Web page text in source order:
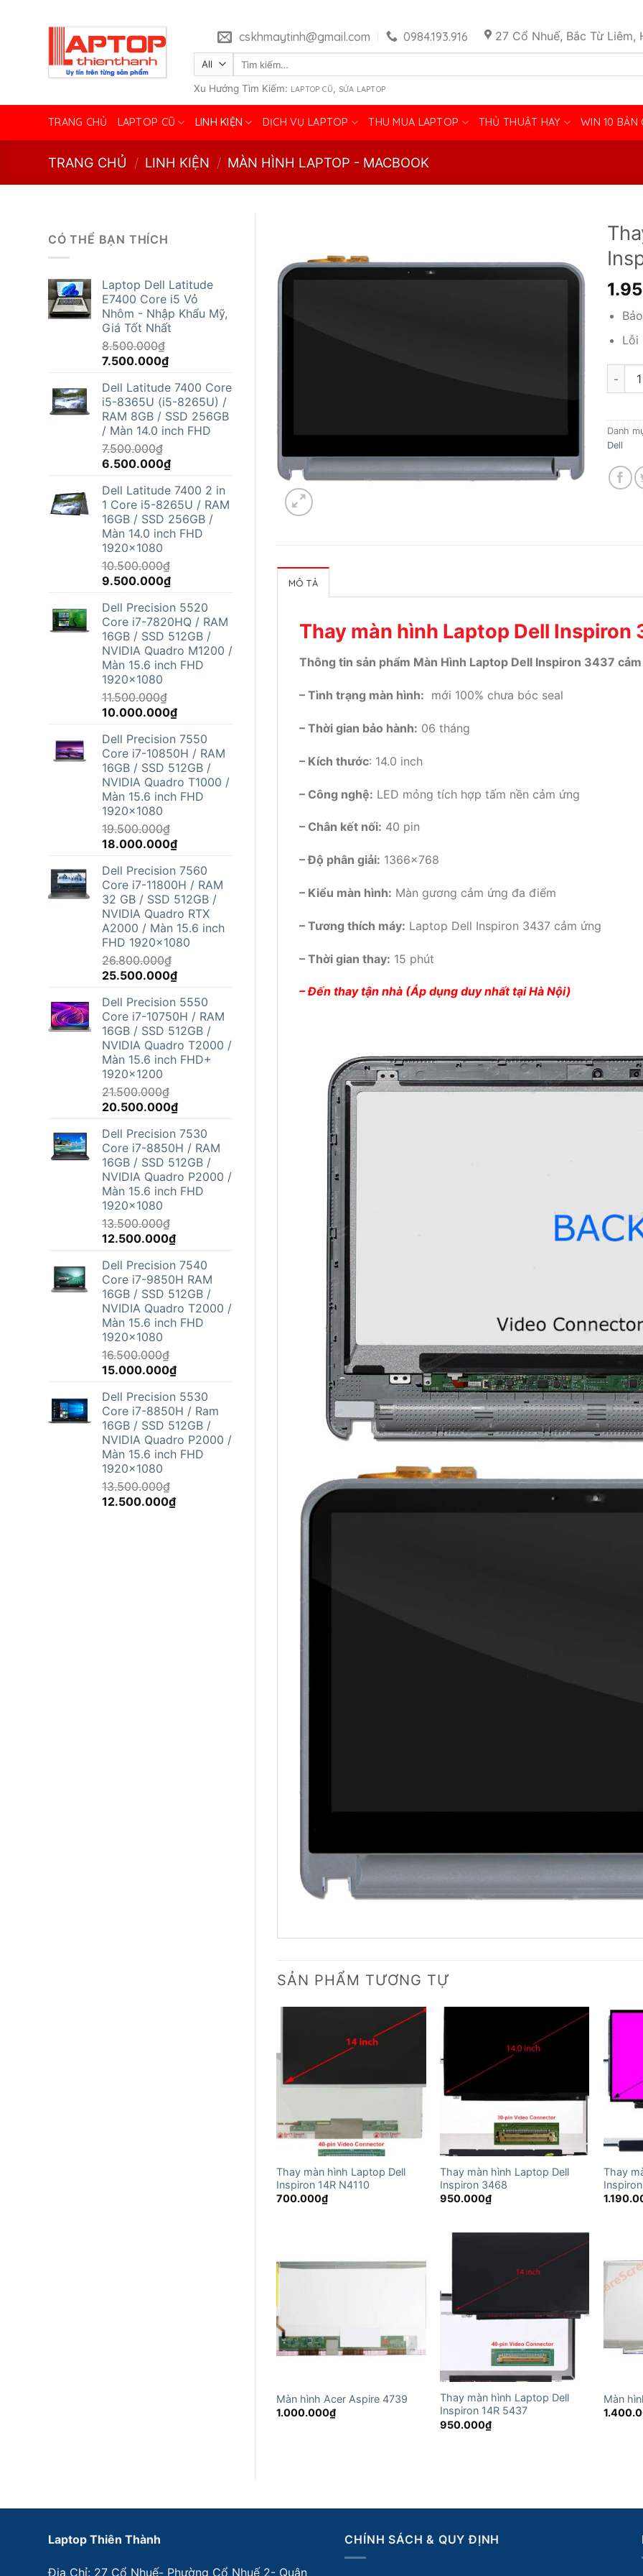
cskhmaytinh@gmail.com 0984.193.916 27 Cổ Nhuế, Bắc Từ Liêm,
Tìm
Xu Hướng Tìm Kiếm: LAPTOP CŨ, SỬA LAPTOP
TRANG CHỦ LAPTOP CŨ LINH KIỆN DỊCH VỤ LAPTOP THU MUA LAPTOP THỦ THUẬT HAY WIN 10 BẢN
TRANG CHỦ / LINH KIỆN / MÀN HÌNH LAPTOP - MACBOOK
CÓ THỂ BẠN THÍCH
Laptop Dell Latitude
E7400 Core i5 Vỏ
Nhôm - Nhập Khẩu Mỹ,
Giá Tốt Nhất
8.500.000₫
Giá
là:
8.500.000₫.
7.500.000₫Giá
tại
là:
7.500.000₫.
Dell Latitude 7400 Core
i5-8365U (i5-8265U) /
RAM 8GB / SSD 256GB
/ Màn 14.0 inch FHD
7.500.000₫
Giá
là:
7.500.000₫.
6.500.000₫Giá
tại
là:
6.500.000₫.
Dell Latitude 7400 2 in
1 Core i5-8265U / RAM
16GB / SSD 256GB /
Màn 14.0 inch FHD
1920x1080
10.500.000₫
Giá
là:
10.500.000₫.
9.500.000₫Giá
tại
là:
9.500.000₫.
Dell Precision 5520
Core i7-7820HQ / RAM
16GB / SSD 512GB /
NVIDIA Quadro M1200 /
Màn 15.6 inch FHD
1920x1080
11.500.000₫
Giá
là:
11.500.000₫.
10.000.000₫Giá
tại
là:
10.000.000₫.
Dell Precision 7550
Core i7-10850H / RAM
16GB / SSD 512GB /
NVIDIA Quadro T1000 /
Màn 15.6 inch FHD
1920x1080
19.500.000₫
Giá
là:
19.500.000₫.
18.000.000₫Giá
tại
là:
18.000.000₫.
Dell Precision 7560
Core i7-11800H / RAM
32 GB / SSD 512GB /
NVIDIA Quadro RTX
A2000 / Màn 15.6 inch
FHD 1920x1080
26.800.000₫
Giá
là:
26.800.000₫.
25.500.000₫Giá
tại
là:
25.500.000₫.
Dell Precision 5550
Core i7-10750H / RAM
16GB / SSD 512GB /
NVIDIA Quadro T2000 /
Màn 15.6 inch FHD+
1920x1200
21.500.000₫
Giá
là:
21.500.000₫.
20.500.000₫Giá
tại
là:
20.500.000₫.
Dell Precision 7530
Core i7-8850H / RAM
16GB / SSD 512GB /
NVIDIA Quadro P2000 /
Màn 15.6 inch FHD
1920x1080
13.500.000₫
Giá
là:
13.500.000₫.
12.500.000₫Giá
tại
là:
12.500.000₫.
Dell Precision 7540
Core i7-9850H RAM
16GB / SSD 512GB /
NVIDIA Quadro T2000 /
Màn 15.6 inch FHD
1920x1080
16.500.000₫
Giá
là:
16.500.000₫.
15.000.000₫Giá
tại
là:
15.000.000₫.
Dell Precision 5530
Core i7-8850H / Ram
16GB / SSD 512GB /
NVIDIA Quadro P2000 /
Màn 15.6 inch FHD
1920x1080
13.500.000₫
Giá
12.500.000₫Giá
Lỗi
Thay
Danh
Dell
MÔ TẢ
Thay màn hình Laptop Dell Inspiron
Thông tin sản phẩm Màn Hình Laptop Dell Inspiron 3437
– Tình trạng màn hình: mới 100% chưa bóc seal
– Thời gian bảo hành: 06 tháng
– Kích thước: 14.0 inch
– Công nghệ: LED mỏng tích hợp tấm nền cảm ứng
– Chân kết nối: 40 pin
– Độ phân giải: 1366×768
– Kiểu màn hình: Màn gương cảm ứng đa điểm
– Tương thích máy: Laptop Dell Inspiron 3437 cảm ứng
– Thời gian thay: 15 phút
– Đến thay tận nhà (Áp dụng duy nhất tại Hà Nội)
SẢN PHẨM TƯƠNG TỰ
Thay màn hình Laptop Dell
Inspiron 14R N4110
700.000₫
Thay màn hình Laptop Dell
Inspiron 3468
950.000₫
Thay
Màn hình Acer Aspire 4739
1.000.000₫
Thay màn hình Laptop Dell
Inspiron 14R 5437
950.000₫
Màn
Laptop Thiên Thành
Địa Chỉ: 27 Cổ Nhuế- Phường Cổ Nhuế 2- Quận
CHÍNH SÁCH & QUY ĐỊNH